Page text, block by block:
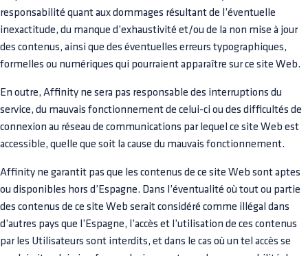
responsabilité quant aux dommages résultant de l’éventuelle
inexactitude, du manque d’exhaustivité et/ou de la non mise à jour
des contenus, ainsi que des éventuelles erreurs typographiques,
formelles ou numériques qui pourraient apparaître sur ce site Web.
En outre, Affinity ne sera pas responsable des interruptions du
service, du mauvais fonctionnement de celui-ci ou des difficultés de
connexion au réseau de communications par lequel ce site Web est
accessible, quelle que soit la cause du mauvais fonctionnement.
Affinity ne garantit pas que les contenus de ce site Web sont aptes
ou disponibles hors d’Espagne. Dans l’éventualité où tout ou partie
des contenus de ce site Web serait considéré comme illégal dans
d’autres pays que l’Espagne, l’accès et l’utilisation de ces contenus
par les Utilisateurs sont interdits, et dans le cas où un tel accès se